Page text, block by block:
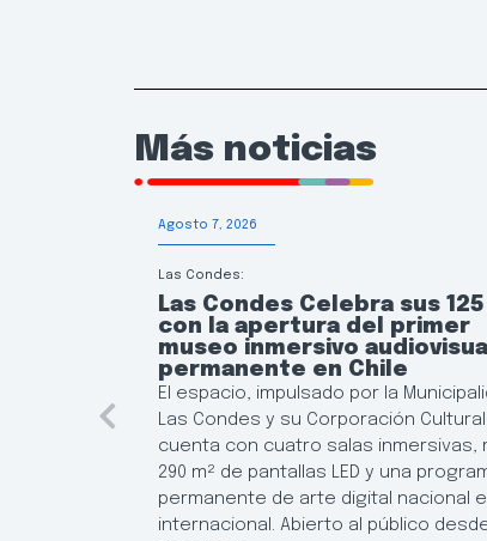
Más noticias
Agosto 7, 2026
Las Condes:
Las Condes Celebra sus
con la apertura del primer
museo inmersivo audiovisual
permanente en Chile
El espacio, impulsado por la
Las Condes y su Corporación
cuenta con cuatro salas inmersivas,
290 m² de pantallas LED y una
permanente de arte digital nacional e
internacional. Abierto al público